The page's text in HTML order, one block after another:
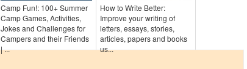
Camp Fun!: 100+ Summer
Camp Games, Activities,
Jokes and Challenges for
Campers and their Friends
| ...
How to Write Better:
Improve your writing of
letters, essays, stories,
articles, papers and books
us...